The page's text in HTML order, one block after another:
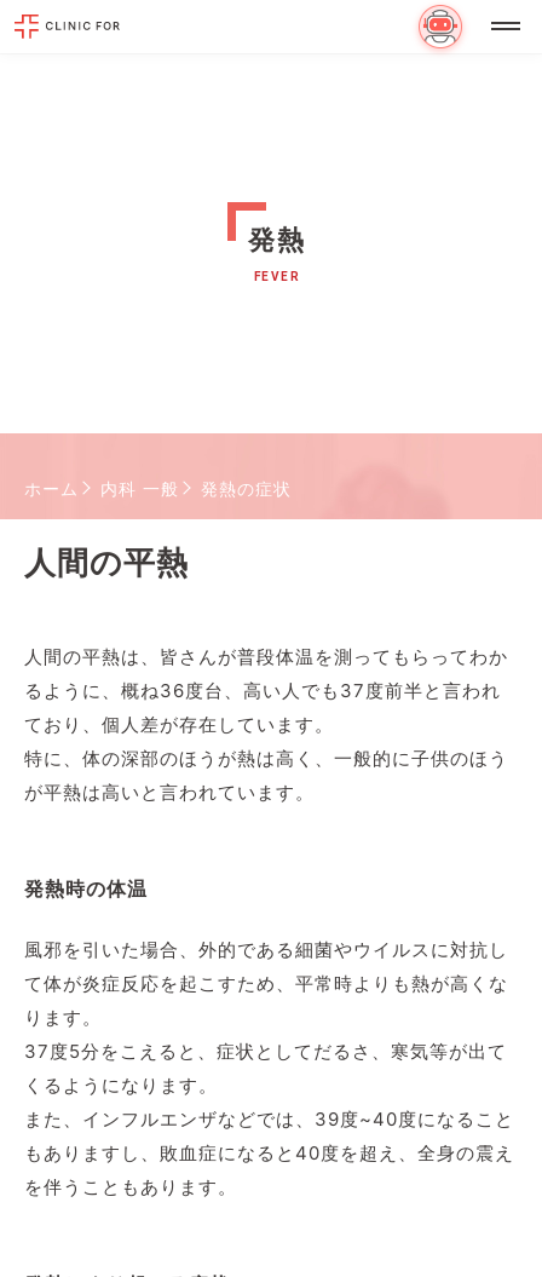
発熱
FEVER
ホーム 内科 一般 発熱の症状
人間の平熱
人間の平熱は、皆さんが普段体温を測ってもらってわか
るように、概ね36度台、高い人でも37度前半と言われ
ており、個人差が存在しています。
特に、体の深部のほうが熱は高く、一般的に子供のほう
が平熱は高いと言われています。
発熱時の体温
風邪を引いた場合、外的である細菌やウイルスに対抗し
て体が炎症反応を起こすため、平常時よりも熱が高くな
ります。
37度5分をこえると、症状としてだるさ、寒気等が出て
くるようになります。
また、インフルエンザなどでは、39度~40度になること
もありますし、敗血症になると40度を超え、全身の震え
を伴うこともあります。